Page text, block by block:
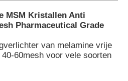
MSM Kristallen Anti
Pharmaceutical Grade
van melamine vrije
60mesh voor vele soorten